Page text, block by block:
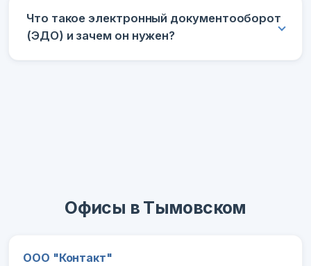
Что такое электронный документооборот
(ЭДО) и зачем он нужен?
Офисы в Тымовском
ООО "Контакт"